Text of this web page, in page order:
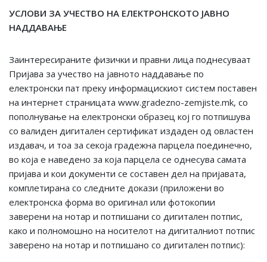
УСЛОВИ ЗА УЧЕСТВО НА ЕЛЕКТРОНСКОТО ЈАВНО
НАДДАВАЊЕ
Заинтересираните физички и правни лица поднесуваат
Пријава за учество на јавното наддавање по
електронски пат преку информацискиот систем поставен
на интернет страницата www.gradezno-zemjiste.mk, со
пополнување на електронски образец кој го потпишува
со валиден дигитален сертификат издаден од овластен
издавач, и тоа за секоја градежна парцела поединечно,
во која е наведено за која парцела се однесува самата
пријава и кои документи се составен дел на пријавата,
комплетирана со следните докази (приложени во
електронска форма во оригинал или фотокопии
заверени на нотар и потпишани со дигитален потпис,
како и полномошно на носителот на дигиталниот потпис
заверено на нотар и потпишано со дигитален потпис):